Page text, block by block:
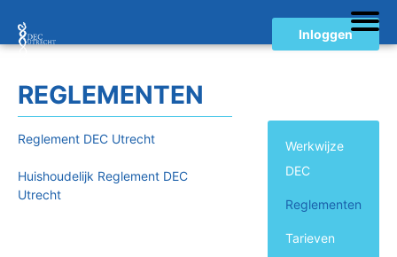
Inloggen
REGLEMENTEN
Reglement DEC Utrecht
Huishoudelijk Reglement DEC
Utrecht
Werkwijze
DEC
Reglementen
Tarieven